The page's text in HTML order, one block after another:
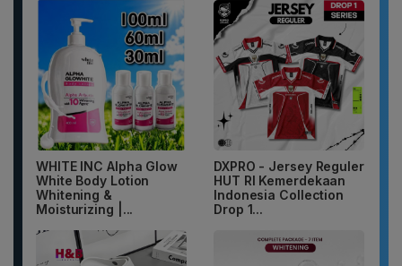
WHITE INC Alpha Glow
White Body Lotion
Whitening &
Moisturizing |...
DXPRO - Jersey Reguler
HUT RI Kemerdekaan
Indonesia Collection
Drop 1...